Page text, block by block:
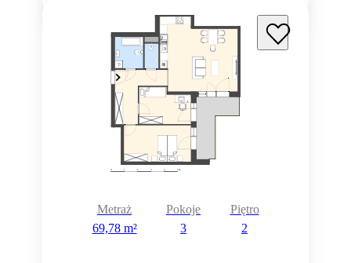
Metraż
69,78 m²
Pokoje
3
Piętro
2